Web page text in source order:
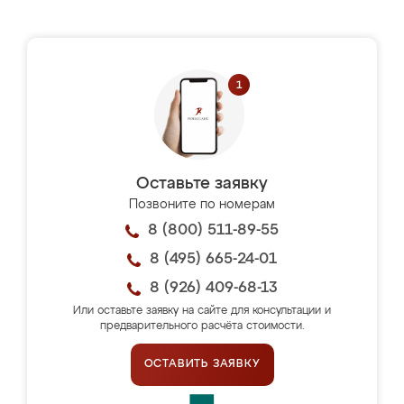
Оставьте заявку
Позвоните по номерам
8 (800) 511-89-55
8 (495) 665-24-01
8 (926) 409-68-13
Или оставьте заявку на сайте для консультации и
предварительного расчёта стоимости.
ОСТАВИТЬ ЗАЯВКУ